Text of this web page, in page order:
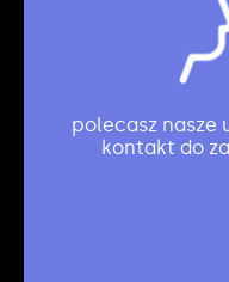
polecasz nasze
kontakt do